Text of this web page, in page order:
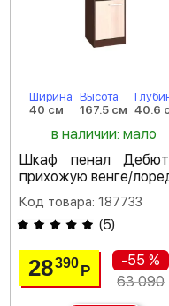
Ширина
40 см
Высота
167.5 см 40.6
в наличии: мало
Шкаф пенал
прихожую венге/
Код товара: 187733
(5)
28390Р
-55 %
63 090